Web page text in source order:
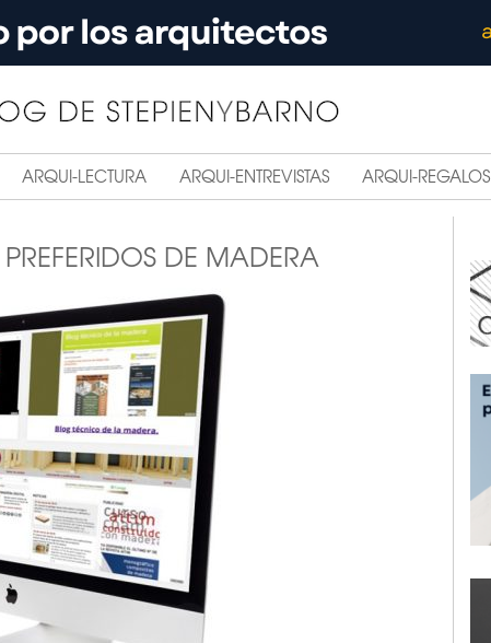
ARQUI-LECTURA ARQUI-ENTREVISTAS ARQUI-REGALOS
DE MADERA